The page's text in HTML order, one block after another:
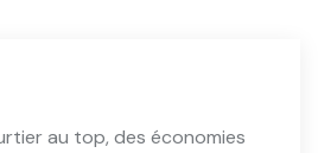
au top, des économies